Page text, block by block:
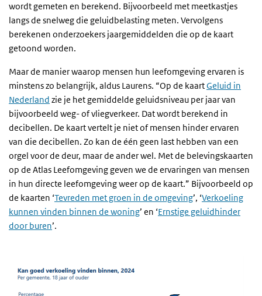
wordt gemeten en berekend. Bijvoorbeeld met meetkastjes
langs de snelweg die geluidbelasting meten. Vervolgens
berekenen onderzoekers jaargemiddelden die op de kaart
getoond worden.
Maar de manier waarop mensen hun leefomgeving ervaren is
minstens zo belangrijk, aldus Laurens. “Op de kaartGeluid in
Nederland zie je het gemiddelde geluidsniveau per jaar van
bijvoorbeeld weg- of vliegverkeer. Dat wordt berekend in
decibellen. De kaart vertelt je niet of mensen hinder ervaren
van die decibellen. Zo kan de één geen last hebben van een
orgel voor de deur, maar de ander wel. Met de belevingskaarten
op de Atlas Leefomgeving geven we de ervaringen van mensen
in hun directe leefomgeving weer op de kaart.” Bijvoorbeeld op
de kaarten ‘Tevreden met groen in de omgeving’, ‘Verkoeling
kunnen vinden binnen de woning’ en ‘Ernstige geluidhinder
door buren’.